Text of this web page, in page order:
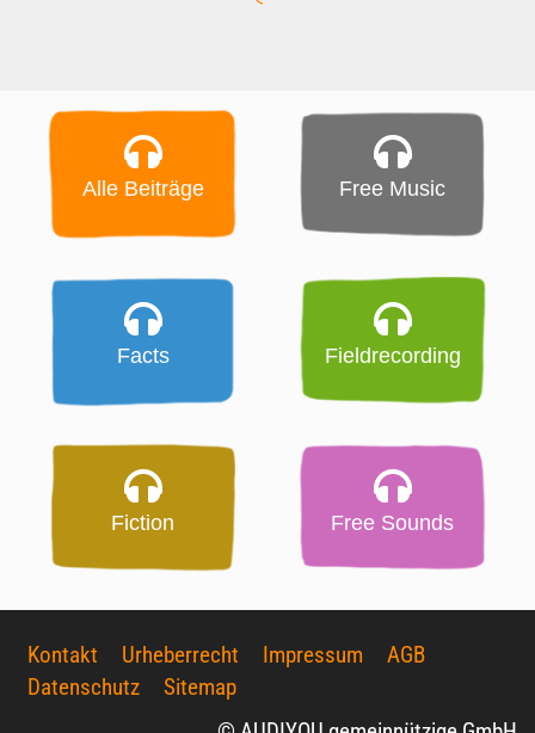
Alle Beiträge Free Music
Facts Fieldrecording
Fiction Free Sounds
Kontakt Urheberrecht Impressum
AGB
Datenschutz
Sitemap